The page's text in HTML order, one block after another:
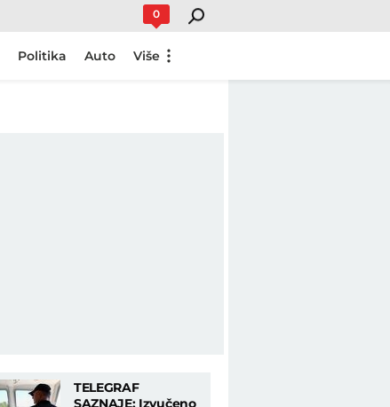
0
Politika Auto Više
TELEGRAF
SAZNAJE: Izvučeno